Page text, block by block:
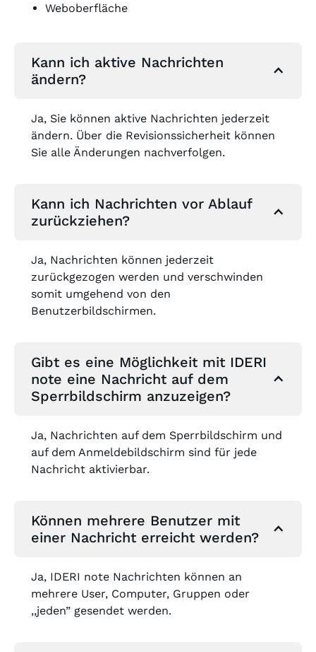
Weboberfläche
Kann ich aktive Nachrichten
ändern?
Ja, Sie können aktive Nachrichten jederzeit
ändern. Über die Revisionssicherheit können
Sie alle Änderungen nachverfolgen.
Kann ich Nachrichten vor Ablauf
zurückziehen?
Ja, Nachrichten können jederzeit
zurückgezogen werden und verschwinden
somit umgehend von den
Benutzerbildschirmen.
Gibt es eine Möglichkeit mit IDERI
note eine Nachricht auf dem
Sperrbildschirm anzuzeigen?
Ja, Nachrichten auf dem Sperrbildschirm und
auf dem Anmeldebildschirm sind für jede
Nachricht aktivierbar.
Können mehrere Benutzer mit
einer Nachricht erreicht werden?
Ja, IDERI note Nachrichten können an
mehrere User, Computer, Gruppen oder
,,jeden” gesendet werden.